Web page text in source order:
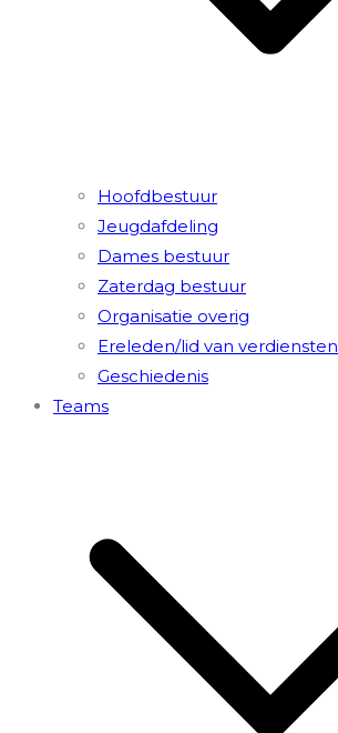
Hoofdbestuur
Jeugdafdeling
Dames bestuur
Zaterdag bestuur
Organisatie overig
Ereleden/lid van verdiensten
Geschiedenis
Teams